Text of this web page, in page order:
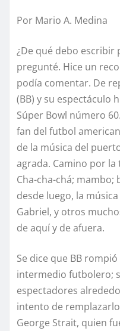
Por Mario A. Medina
¿De qué debo escribir
pregunté. Hice un
podía comentar. De
(BB) y su espectáculo
Súper Bowl número
fan del futbol
de la música del
agrada. Camino por
Cha-cha-chá; mambo;
desde luego, la música
Gabriel, y otros
de aquí y de afuera.
Se dice que BB
intermedio futbolero;
espectadores
intento de
George Strait, quien